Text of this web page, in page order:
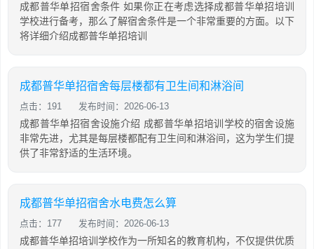
成都普华单招宿舍条件 如果你正在考虑选择成都普华单招培训
学校进行备考，那么了解宿舍条件是一个非常重要的方面。以下
将详细介绍成都普华单招培训
成都普华单招宿舍每层楼都有卫生间和淋浴间
点击：191 发布时间：2026-06-13
成都普华单招宿舍设施介绍 成都普华单招培训学校的宿舍设施
非常先进，尤其是每层楼都配有卫生间和淋浴间，这为学生们提
供了非常舒适的生活环境。
成都普华单招宿舍水电费怎么算
点击：177 发布时间：2026-06-13
成都普华单招培训学校作为一所知名的教育机构，不仅提供优质